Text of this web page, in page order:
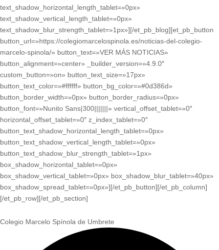
text_shadow_horizontal_length_tablet=»0px»
text_shadow_vertical_length_tablet=»0px»
text_shadow_blur_strength_tablet=»1px»][/et_pb_blog][et_pb_button
button_url=»https://colegiomarcelospinola.es/noticias-del-colegio-
marcelo-spinola/» button_text=»VER MÁS NOTICIAS»
button_alignment=»center» _builder_version=»4.9.0″
custom_button=»on» button_text_size=»17px»
button_text_color=»#ffffff» button_bg_color=»#0d386d»
button_border_width=»0px» button_border_radius=»0px»
button_font=»Nunito Sans|300|||||||» vertical_offset_tablet=»0″
horizontal_offset_tablet=»0″ z_index_tablet=»0″
button_text_shadow_horizontal_length_tablet=»0px»
button_text_shadow_vertical_length_tablet=»0px»
button_text_shadow_blur_strength_tablet=»1px»
box_shadow_horizontal_tablet=»0px»
box_shadow_vertical_tablet=»0px» box_shadow_blur_tablet=»40px»
box_shadow_spread_tablet=»0px»][/et_pb_button][/et_pb_column]
[/et_pb_row][/et_pb_section]
Colegio Marcelo Spínola de Umbrete